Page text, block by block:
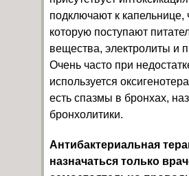
подключают к капельнице,
которую поступают
вещества, электролиты и
Очень часто при
используется
есть спазмы в бронхах,
бронхолитики.
Антибактериальная
назначаться только